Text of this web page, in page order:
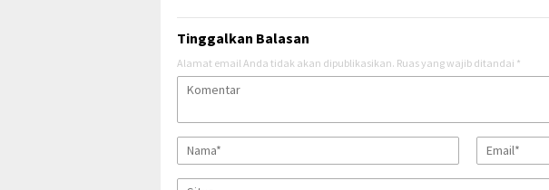
Tinggalkan Balasan
Alamat email Anda tidak akan dipublikasikan. Ruas yang wajib ditandai *